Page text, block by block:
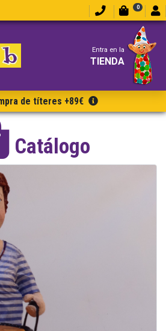
0
Entra en la
TIENDA
de títeres +89€
Catálogo